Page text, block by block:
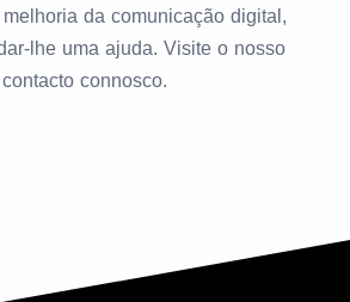
da comunicação digital,
lhe uma ajuda. Visite o nosso
connosco.